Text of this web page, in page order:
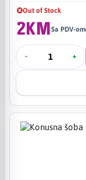
Out of Stock
2KMSa PDV-om
- +